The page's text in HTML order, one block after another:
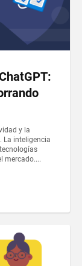
y la
La inteligencia
mercado....